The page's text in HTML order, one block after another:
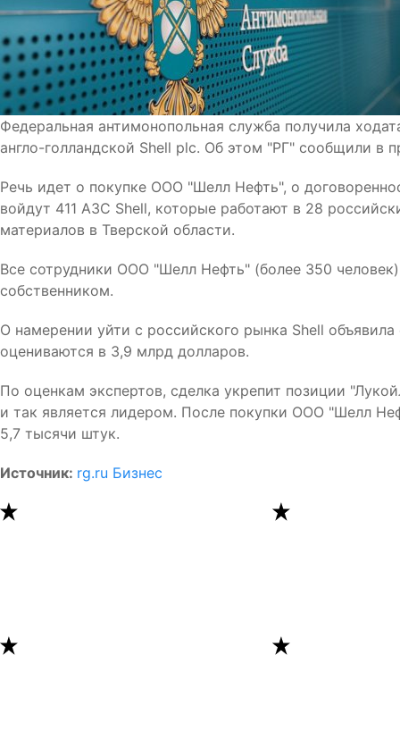
Федеральная антимонопольная служба получила
англо-голландской Shell plc. Об этом "РГ" сообщили в
Речь идет о покупке ООО "Шелл Нефть", о
войдут 411 АЗС Shell, которые работают в 28
материалов в Тверской области.
Все сотрудники ООО "Шелл Нефть" (более 350
собственником.
О намерении уйти с российского рынка Shell
оцениваются в 3,9 млрд долларов.
По оценкам экспертов, сделка укрепит позиции
и так является лидером. После покупки ООО "Шелл
5,7 тысячи штук.
Источник: rg.ru Бизнес